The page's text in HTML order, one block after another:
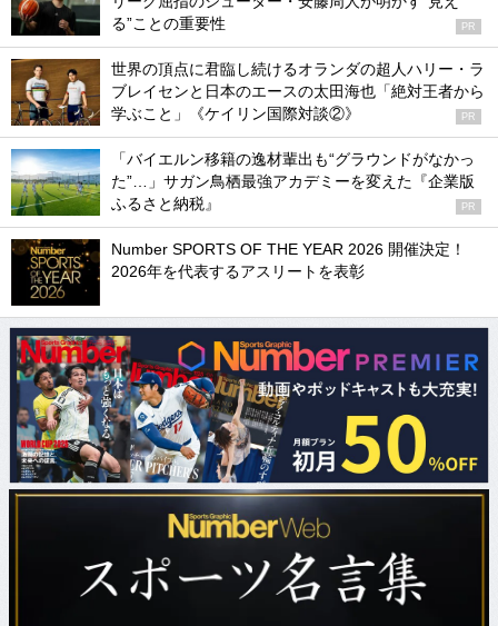
る”ことの重要性
PR
世界の頂点に君臨し続けるオランダの超人ハリー・ラ
ブレイセンと日本のエースの太田海也「絶対王者から
学ぶこと」《ケイリン国際対談②》
PR
「バイエルン移籍の逸材輩出も“グラウンドがなかっ
た”…」サガン鳥栖最強アカデミーを変えた『企業版
ふるさと納税』
PR
Number SPORTS OF THE YEAR 2026 開催決定！
2026年を代表するアスリートを表彰